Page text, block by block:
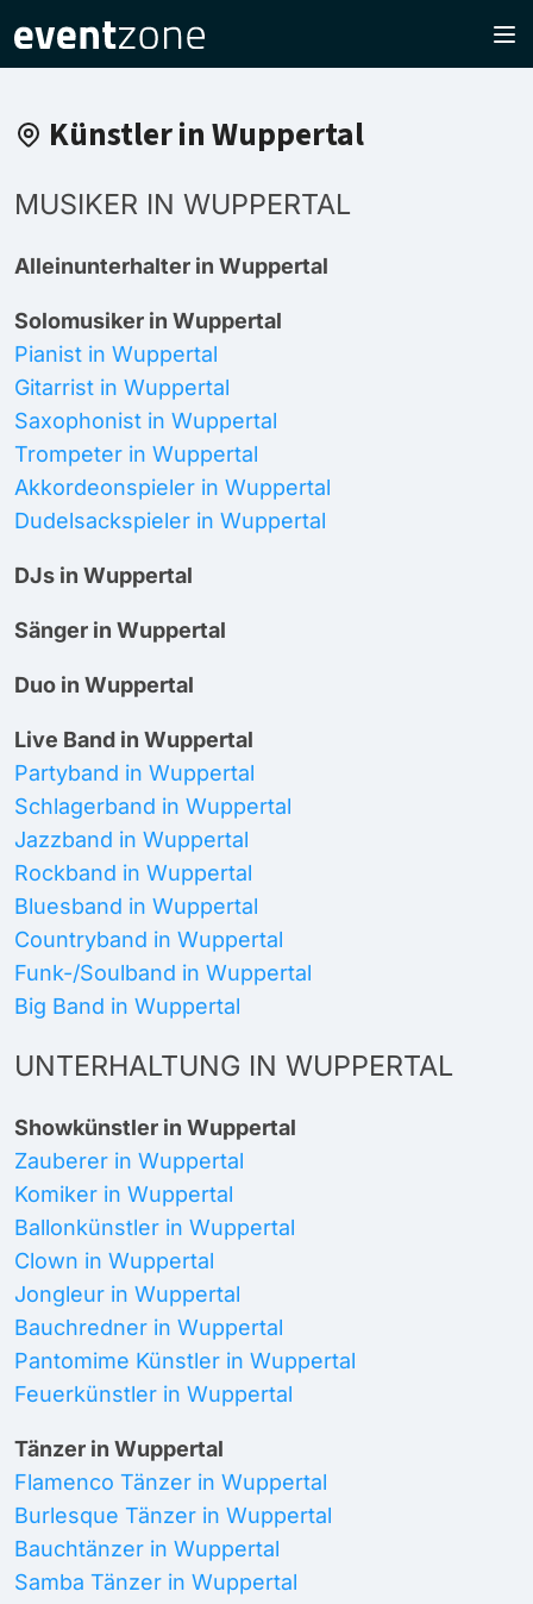
Künstler in Wuppertal
MUSIKER IN WUPPERTAL
Alleinunterhalter in Wuppertal
Solomusiker in Wuppertal
Pianist in Wuppertal
Gitarrist in Wuppertal
Saxophonist in Wuppertal
Trompeter in Wuppertal
Akkordeonspieler in Wuppertal
Dudelsackspieler in Wuppertal
DJs in Wuppertal
Sänger in Wuppertal
Duo in Wuppertal
Live Band in Wuppertal
Partyband in Wuppertal
Schlagerband in Wuppertal
Jazzband in Wuppertal
Rockband in Wuppertal
Bluesband in Wuppertal
Countryband in Wuppertal
Funk-/Soulband in Wuppertal
Big Band in Wuppertal
UNTERHALTUNG IN WUPPERTAL
Showkünstler in Wuppertal
Zauberer in Wuppertal
Komiker in Wuppertal
Ballonkünstler in Wuppertal
Clown in Wuppertal
Jongleur in Wuppertal
Bauchredner in Wuppertal
Pantomime Künstler in Wuppertal
Feuerkünstler in Wuppertal
Tänzer in Wuppertal
Flamenco Tänzer in Wuppertal
Burlesque Tänzer in Wuppertal
Bauchtänzer in Wuppertal
Samba Tänzer in Wuppertal